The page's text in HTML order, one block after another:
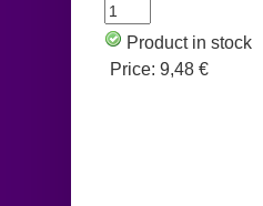
Product in stock
Price: 9,48 €